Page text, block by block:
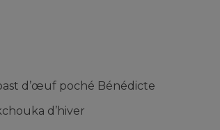
d’œuf poché Bénédicte
d’hiver